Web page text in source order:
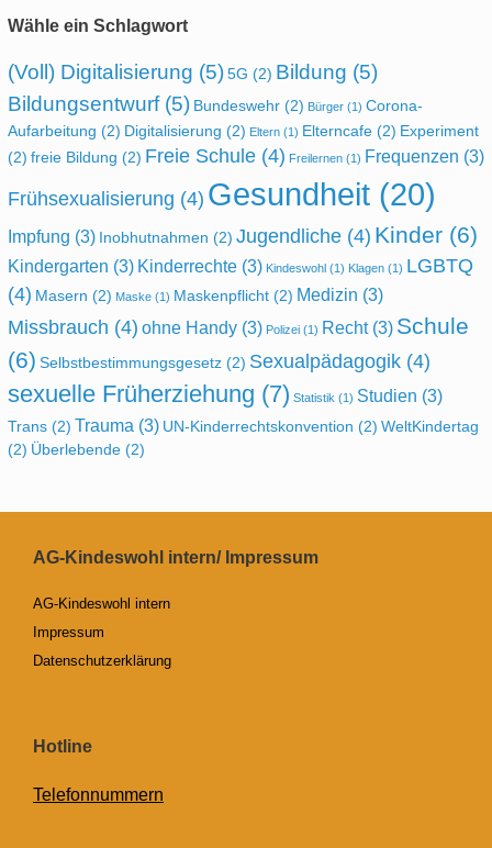
Wähle ein Schlagwort
(Voll) Digitalisierung (5)5G (2) Bildung (5)
Bildungsentwurf(5) Bundeswehr (2) Bürger (1) Corona-
Aufarbeitung (2) Digitalisierung (2) Eltern (1) Elterncafe (2) Experiment
(2) freie Bildung (2) Freie Schule (4) Freilernen (1) Frequenzen (3)
Frühsexualisierung (4) Gesundheit (20)
Impfung (3) Inobhutnahmen (2) Jugendliche (4) Kinder (6)
Kindergarten (3) Kinderrechte (3) Kindeswohl (1) Klagen (1) LGBTQ
(4) Masern (2) Maske (1) Maskenpflicht (2) Medizin (3)
Missbrauch (4) ohne Handy (3) Polizei (1) Recht(3) Schule
(6) Selbstbestimmungsgesetz (2) Sexualpädagogik (4)
sexuelle Früherziehung (7) Statistik (1) Studien (3)
Trans (2) Trauma (3) UN-Kinderrechtskonvention (2) WeltKindertag
(2) Überlebende (2)
AG-Kindeswohl intern/ Impressum
AG-Kindeswohl intern
Impressum
Datenschutzerklärung
Hotline
Telefonnummern